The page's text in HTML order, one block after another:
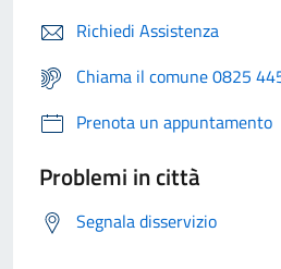
Richiedi Assistenza
Chiama il comune 0825
Prenota un appuntamento
Problemi in città
Segnala disservizio